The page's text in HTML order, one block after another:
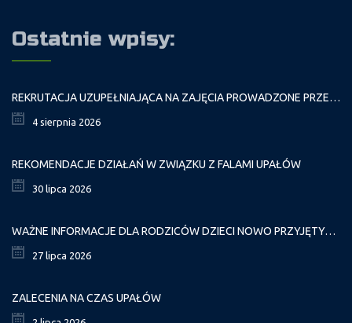
Ostatnie wpisy:
REKRUTACJA UZUPEŁNIAJĄCA NA ZAJĘCIA PROWADZONE PRZEZ PAŁAC MŁODZIEŻY W ROKU SZKOLNYM 2026/2027
4 sierpnia 2026
REKOMENDACJE DZIAŁAŃ W ZWIĄZKU Z FALAMI UPAŁÓW
30 lipca 2026
WAŻNE INFORMACJE DLA RODZICÓW DZIECI NOWO PRZYJĘTYCH GR. I
27 lipca 2026
ZALECENIA NA CZAS UPAŁÓW